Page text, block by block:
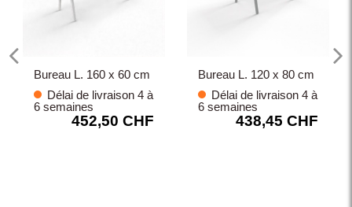
Bureau L. 160 x 60 cm
Délai de livraison 4 à
6 semaines
452,50 CHF
Bureau L. 120 x 80 cm
Délai de livraison 4 à
6 semaines
438,45 CHF